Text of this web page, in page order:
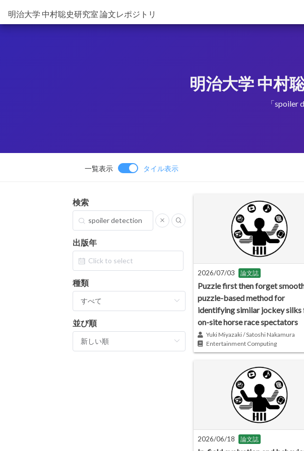
明治大学 中村聡史研究室 論文レポジトリ
明治大学 中村
「
一覧表示 タイル表示
検索
出版年
種類
並び順
2026/07/03 論文誌
Puzzle first then forget
puzzle-based method for
identifying similar jockey silks
on-site horse race spectators
Yuki Miyazaki / Satoshi Nakamura
Entertainment Computing
2026/06/18 論文誌